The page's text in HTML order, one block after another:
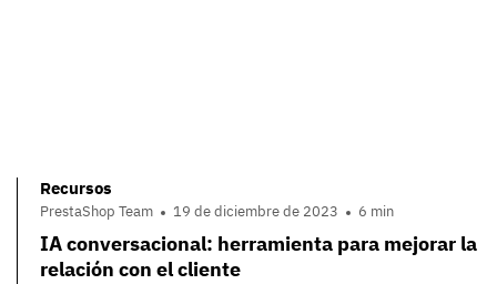
Recursos
PrestaShop Team 19 de diciembre de 2023 6 min
IA conversacional: herramienta para mejorar la
relación con el cliente